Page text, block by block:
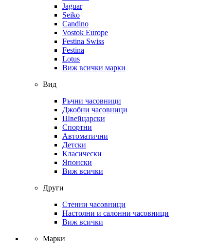
Jaguar
Seiko
Candino
Vostok Europe
Festina Swiss
Festina
Lotus
Виж всички марки
Вид
Ръчни часовници
Джобни часовници
Швейцарски
Спортни
Автоматични
Детски
Класически
Японски
Виж всички
Други
Стенни часовници
Настолни и салонни часовници
Виж всички
Марки